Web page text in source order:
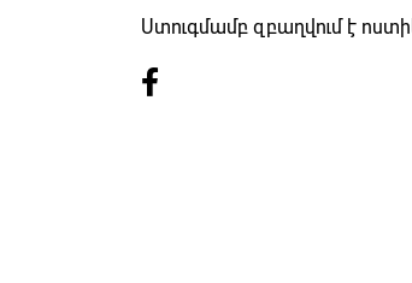
Ստուգմամբ զբաղվում է